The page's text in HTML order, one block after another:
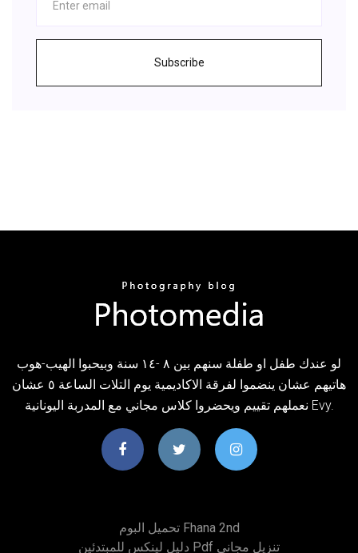
Subscribe
لو عندك طفل او طفلة سنهم بين ٨ -١٤ سنة وبيحبوا الهيب-هوب
هاتيهم عشان ينضموا لفرقة الاكاديمية يوم التلات الساعة ٥ عشان
نعملهم تقييم ويحضروا كلاس مجاني مع المدربة اليونانية Evy.
تحميل البوم Fhana 2nd
دليل لينكس للمبتدئين Pdf تنزيل مجاني